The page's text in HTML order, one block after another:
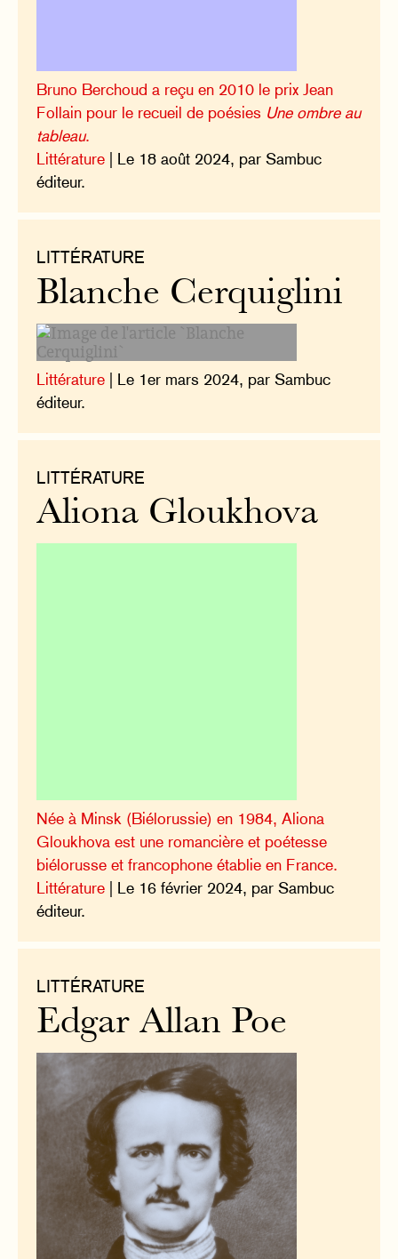
Bruno Berchoud a reçu en 2010 le prix Jean
Follain pour le recueil de poésies Une ombre au
tableau.
Littérature | Le 18 août 2024, par Sambuc
éditeur.
LITTÉRATURE
Blanche Cerquiglini
Littérature | Le 1er mars 2024, par Sambuc
éditeur.
LITTÉRATURE
Aliona Gloukhova
Née à Minsk (Biélorussie) en 1984, Aliona
Gloukhova est une romancière et poétesse
biélorusse et francophone établie en France.
Littérature | Le 16 février 2024, par Sambuc
éditeur.
LITTÉRATURE
Edgar Allan Poe